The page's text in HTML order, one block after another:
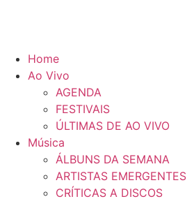
Home
Ao Vivo
AGENDA
FESTIVAIS
ÚLTIMAS DE AO VIVO
Música
ÁLBUNS DA SEMANA
ARTISTAS EMERGENTES
CRÍTICAS A DISCOS